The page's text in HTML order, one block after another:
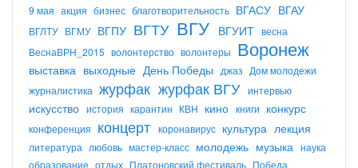
9 мая акция бизнес благотворительность ВГАСУ ВГАУ
ВГЛТУ ВГМУ ВГПУ ВГТУ ВГУ ВГУИТ весна
ВеснаВРН_2015 волонтерство волонтеры Воронеж
выставка выходные День Победы джаз Дом молодежи
журналистика журфак журфак ВГУ интервью
искусство история карантин КВН кино книги конкурс
конференция концерт коронавирус культура лекция
литература любовь мастер-класс молодежь музыка наука
образование отдых Платоновский фестиваль Победа